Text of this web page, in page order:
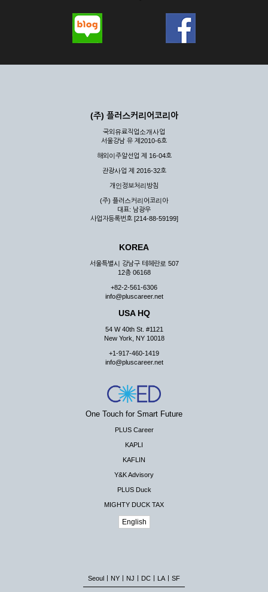
(주) 플러스커리어코리아
국외유료직업소개사업
서울강남 유 제2010-6호
해외이주알선업 제 16-04호
관광사업 제 2016-32호
개인정보처리방침
(주) 플러스커리어코리아
대표: 남광우
사업자등록번호 [214-88-59199]
KOREA
서울특별시 강남구 테헤란로 507
12층 06168
+82-2-561-6306
info@pluscareer.net
USA HQ
54 W 40th St. #1121
New York, NY 10018
+1-917-460-1419
info@pluscareer.net
One Touch for Smart Future
PLUS Career
KAPLI
KAFLIN
Y&K Advisory
PLUS Duck
MIGHTY DUCK TAX
English
Seoul NY NJ DC LA SF